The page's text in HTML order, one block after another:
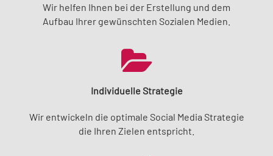
Wir helfen Ihnen bei der Erstellung und dem
Aufbau Ihrer gewünschten Sozialen Medien.
Individuelle Strategie
Wir entwickeln die optimale Social Media Strategie
die Ihren Zielen entspricht.